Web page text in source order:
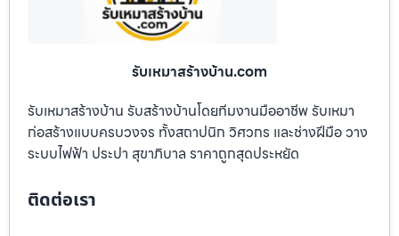
รับเหมาสร้างบ้าน.com
รับเหมาสร้างบ้าน รับสร้างบ้านโดยทีมงานมืออาชีพ รับเหมา
ก่อสร้างแบบครบวงจร ทั้งสถาปนิก วิศวกร และช่างฝีมือ วาง
ระบบไฟฟ้า ประปา สุขาภิบาล ราคาถูกสุดประหยัด
ติดต่อเรา